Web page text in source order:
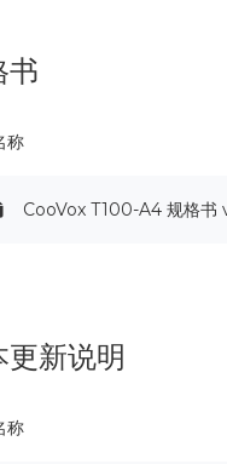
书
称
CooVox T100-A4 规格书
更新说明
称